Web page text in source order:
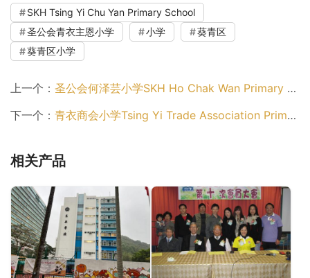
SKH Tsing Yi Chu Yan Primary School
圣公会青衣主恩小学
小学
葵青区
葵青区小学
上一个： 圣公会何泽芸小学SKH Ho Chak Wan Primary School（葵青区小学）
下一个： 青衣商会小学Tsing Yi Trade Association Primary School（葵青区小学）
相关产品